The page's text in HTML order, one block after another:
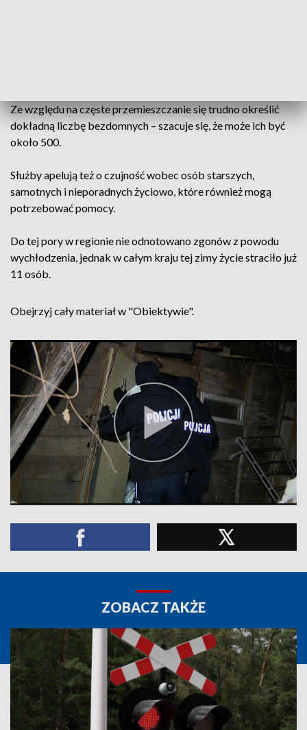
Ze względu na częste przemieszczanie się trudno określić
dokładną liczbę bezdomnych – szacuje się, że może ich być
około 500.
Służby apelują też o czujność wobec osób starszych,
samotnych i nieporadnych życiowo, które również mogą
potrzebować pomocy.
Do tej pory w regionie nie odnotowano zgonów z powodu
wychłodzenia, jednak w całym kraju tej zimy życie straciło już
11 osób.
Obejrzyj cały materiał w "Obiektywie".
ZOBACZ TAKŻE